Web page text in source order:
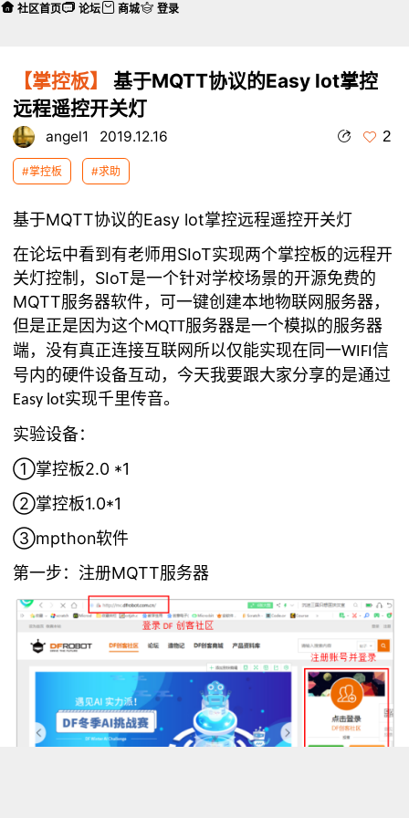
【掌控板】
基于MQTT协议的Easy lot掌控
远程遥控开关灯
angel1 2019.12.16 2
#掌控板 #求助
基于MQTT协议的Easy lot掌控远程遥控开关灯
在论坛中看到有老师用SIoT实现两个掌控板的远程开
关灯控制，SIoT是一个针对学校场景的开源免费的
MQTT服务器软件，可一键创建本地物联网服务器，
但是正是因为这个MQTT服务器是一个模拟的服务器
端，没有真正连接互联网所以仅能实现在同一WIFI信
号内的硬件设备互动，今天我要跟大家分享的是通过
Easy lot实现千里传音。
实验设备：
①掌控板2.0 *1
②掌控板1.0*1
③mpthon软件
第一步：注册MQTT服务器
社区首页 论坛 商城 登录